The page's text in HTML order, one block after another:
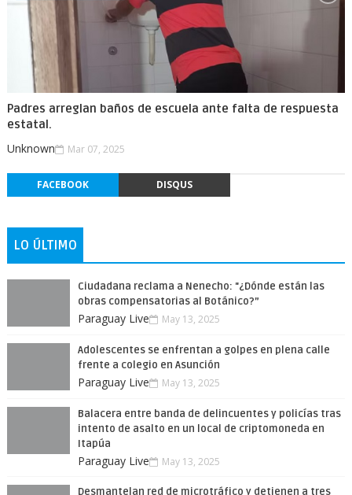
Padres arreglan baños de escuela ante falta de respuesta
estatal.
Unknown Mar 07, 2025
FACEBOOK DISQUS
LO ÚLTIMO
Ciudadana reclama a Nenecho: "¿Dónde están las
obras compensatorias al Botánico?”
Paraguay Live May 13, 2025
Adolescentes se enfrentan a golpes en plena calle
frente a colegio en Asunción
Paraguay Live May 13, 2025
Balacera entre banda de delincuentes y policías tras
intento de asalto en un local de criptomoneda en
Itapúa
Paraguay Live May 13, 2025
Desmantelan red de microtráfico y detienen a tres